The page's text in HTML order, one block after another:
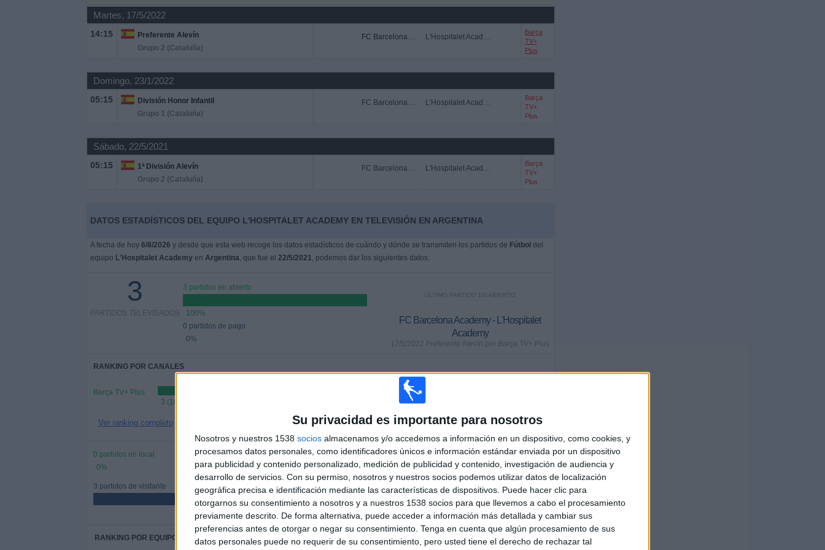
Su privacidad es importante para nosotros
Nosotros y nuestros 1538 socios almacenamos y/o accedemos a información en un dispositivo, como cookies, y
procesamos datos personales, como identificadores únicos e información estándar enviada por un dispositivo
para publicidad y contenido personalizado, medición de publicidad y contenido, investigación de audiencia y
desarrollo de servicios. Con su permiso, nosotros y nuestros socios podemos utilizar datos de localización
geográfica precisa e identificación mediante las características de dispositivos. Puede hacer clic para
otorgarnos su consentimiento a nosotros y a nuestros 1538 socios para que llevemos a cabo el procesamiento
previamente descrito. De forma alternativa, puede acceder a información más detallada y cambiar sus
preferencias antes de otorgar o negar su consentimiento. Tenga en cuenta que algún procesamiento de sus
datos personales puede no requerir de su consentimiento, pero usted tiene el derecho de rechazar tal
Martes, 17/5/2022
14:15
Preferente Alevín
Grupo 2 (Cataluña)
FC Barcelona Academy L'Hospitalet Academy
Barça
TV+
Plus
Domingo, 23/1/2022
05:15
División Honor Infantil
Grupo 1 (Cataluña)
FC Barcelona Academy L'Hospitalet Academy
Barça
TV+
Plus
Sábado, 22/5/2021
05:15
1ª División Alevín
Grupo 2 (Cataluña)
FC Barcelona Academy L'Hospitalet Academy
Barça
TV+
Plus
DATOS ESTADÍSTICOS DEL EQUIPO L'HOSPITALET ACADEMY EN TELEVISIÓN EN ARGENTINA
A fecha de hoy 6/8/2026 y desde que esta web recoge los datos estadísticos de cuándo y dónde se transmiten los partidos de Fútbol del
equipo L'Hospitalet Academyen Argentina, que fue el 22/5/2021, podemos dar los siguientes datos:
3
PARTIDOS TELEVISADOS
3 partidos en abierto
100%
0 partidos de pago
0%
ÚLTIMO PARTIDO EN ABIERTO
FC Barcelona Academy - L'Hospitalet
Academy
17/5/2022 Preferente Alevín por Barça TV+ Plus
RANKING POR CANALES
Barça TV+ Plus
3 (100%)
Ver ranking completo CANALES TV
SIN PARTIDO
GRATUÍTO
CONSECUTIVOS
0 partidos en local
0%
3 partidos de visitante
100%
TOTAL
1
3
VS FC
Barcelona
Academy
TOTAL
3
RANKING POR EQUIPOS RANKING POR COMPETICIONES